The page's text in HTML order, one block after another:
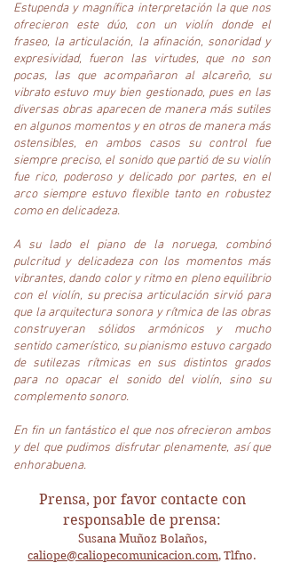
Estupenda y magnífica interpretación la que nos
ofrecieron este dúo, con un violín donde el
fraseo, la articulación, la afinación, sonoridad y
expresividad, fueron las virtudes, que no son
pocas, las que acompañaron al alcareño, su
vibrato estuvo muy bien gestionado, pues en las
diversas obras aparecen de manera más sutiles
en algunos momentos y en otros de manera más
ostensibles, en ambos casos su control fue
siempre preciso, el sonido que partió de su violín
fue rico, poderoso y delicado por partes, en el
arco siempre estuvo flexible tanto en robustez
como en delicadeza.
A su lado el piano de la noruega, combinó
pulcritud y delicadeza con los momentos más
vibrantes, dando color y ritmo en pleno equilibrio
con el violín, su precisa articulación sirvió para
que la arquitectura sonora y rítmica de las obras
construyeran sólidos armónicos y mucho
sentido camerístico, su pianismo estuvo cargado
de sutilezas rítmicas en sus distintos grados
para no opacar el sonido del violín, sino su
complemento sonoro.
En fin un fantástico el que nos ofrecieron ambos
y del que pudimos disfrutar plenamente, así que
enhorabuena.
Prensa, por favor contacte con
responsable de prensa:
Susana Muñoz Bolaños,
caliope@caliopecomunicacion.com, Tlfno.